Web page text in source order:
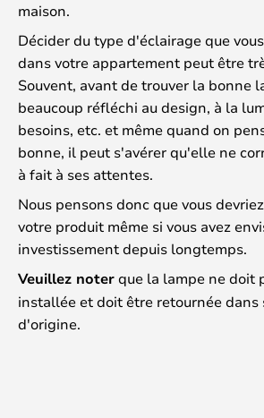
maison.
Décider du type d'éclairage que
dans votre appartement peut être
Souvent, avant de trouver la bonne
beaucoup réfléchi au design, à la
besoins, etc. et même quand on
bonne, il peut s'avérer qu'elle ne
à fait à ses attentes.
Nous pensons donc que vous
votre produit même si vous avez
investissement depuis longtemps.
Veuillez noterque la lampe ne doit
installée et doit être retournée dans
d'origine.